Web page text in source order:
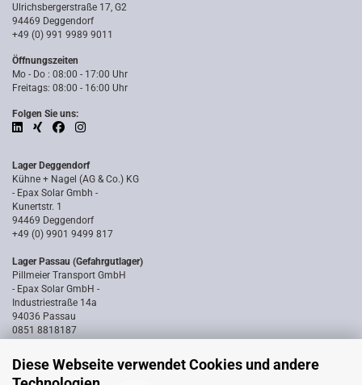
Diese Webseite verwendet Cookies und andere
Ulrichsbergerstraße 17, G2
94469 Deggendorf
+49 (0) 991 9989 9011
Öffnungszeiten
Mo - Do : 08:00 - 17:00 Uhr
Freitags: 08:00 - 16:00 Uhr
Folgen Sie uns:
Lager Deggendorf
Kühne + Nagel (AG & Co.) KG
- Epax Solar Gmbh -
Kunertstr. 1
94469 Deggendorf
+49 (0) 9901 9499 817
Lager Passau (Gefahrgutlager)
Pillmeier Transport GmbH
- Epax Solar GmbH -
Industriestraße 14a
94036 Passau
0851 8818187